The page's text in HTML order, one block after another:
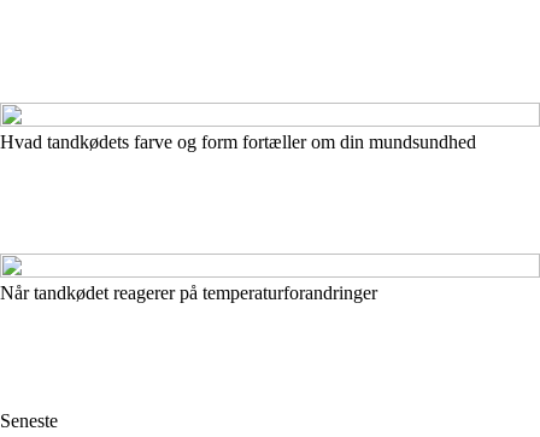
Hvad tandkødets farve og form fortæller om din mundsundhed
Når tandkødet reagerer på temperaturforandringer
Seneste